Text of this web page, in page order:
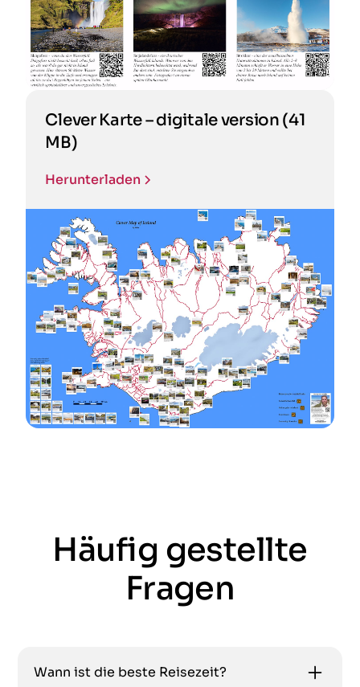
Clever Karte – digitale version (41
MB)
Herunterladen
Häufig gestellte
Fragen
Wann ist die beste Reisezeit?